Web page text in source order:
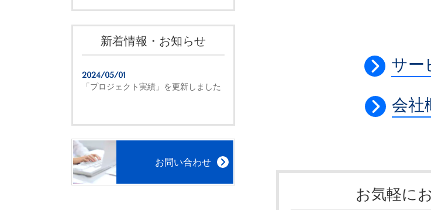
サー
会社
お気軽に
新着情報・お知らせ
2024/05/01
「プロジェクト実績」を更新しました
お問い合わせ